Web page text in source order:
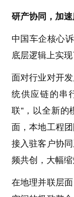
研产协同，加
中国车企核心
底层逻辑上实
面对行业对开
统供应链的串
联”，以全新的
面，本地工程
接入驻客户协
频共创，大幅缩
在地理并联层